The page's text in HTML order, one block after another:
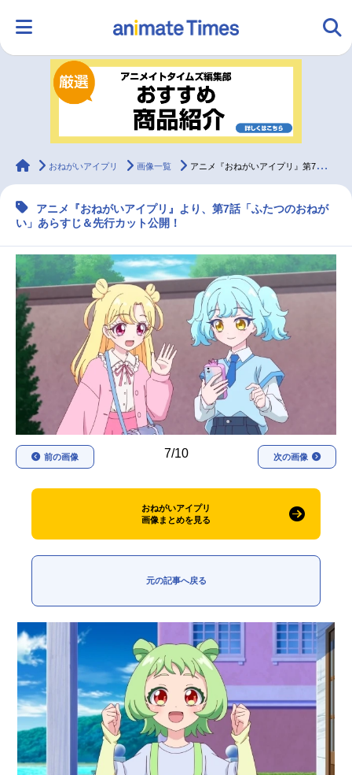
ランキング アニメ
ラジオ みんなの声
マンガ・ラノベ ゲーム・アプリ
配信・Vtuber トレンド
最新記事一覧
アニメ記事一覧 声優記事一覧
アニメ映画一覧 実写化映画一覧
今期アニメ曜日別一覧
春アニメ
animateTimes
おねがいアイプリ 画像一覧 アニメ『おねがいアイプリ』第7話あらすじ＆先行カット
アニメ『おねがいアイプリ』より、第7話「ふたつのおねが
い」あらすじ＆先行カット公開！
7/10
前の画像 次の画像
おねがいアイプリ
画像まとめを見る
元の記事へ戻る